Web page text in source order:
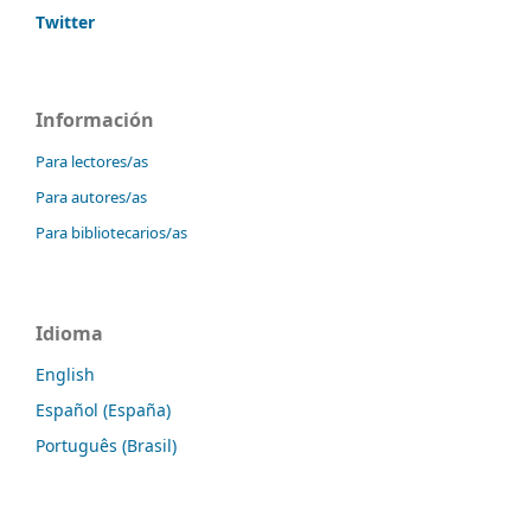
Twitter
Información
Para lectores/as
Para autores/as
Para bibliotecarios/as
Idioma
English
Español (España)
Português (Brasil)